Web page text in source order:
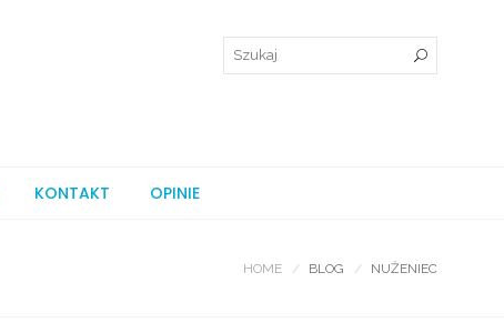
KONTAKT OPINIE
HOME BLOG NUŻENIEC